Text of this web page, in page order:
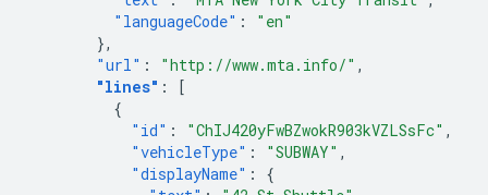
"languageCode" :
"en"
},
"url" : "http://www.mta.info/" ,
"lines" :
[
{
"id" : "ChIJ420yFwBZwokR903kVZLSsFc" ,
"vehicleType" : "SUBWAY" ,
"displayName" :
{